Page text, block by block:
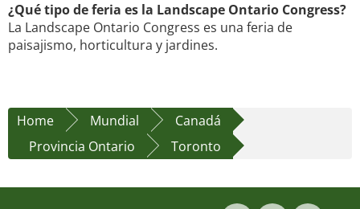
¿Qué tipo de feria es la Landscape Ontario Congress?
La Landscape Ontario Congress es una feria de
paisajismo, horticultura y jardines.
Home Mundial
Canadá
Provincia Ontario
Toronto